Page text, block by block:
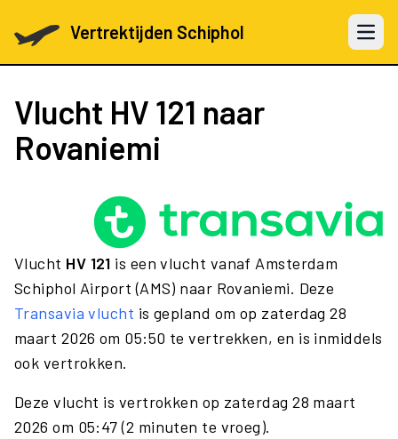
Vertrektijden Schiphol Open
Vlucht HV 121 naar
Rovaniemi
Vlucht HV 121 is een vlucht vanaf Amsterdam
Schiphol Airport (AMS) naar Rovaniemi. Deze
Transavia vlucht is gepland om op zaterdag 28
maart 2026 om 05:50 te vertrekken, en is inmiddels
ook vertrokken.
Deze vlucht is vertrokken op zaterdag 28 maart
2026 om 05:47 (2 minuten te vroeg).